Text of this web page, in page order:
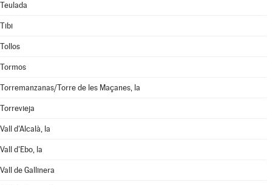
Teulada
Tibi
Tollos
Tormos
Torremanzanas/Torre de les Maçanes, la
Torrevieja
Vall d'Alcalà, la
Vall d'Ebo, la
Vall de Gallinera